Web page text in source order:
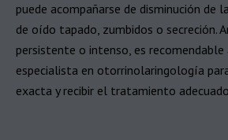
puede acompañarse de disminución de
de oído tapado, zumbidos o secreción.
persistente o intenso, es recomendable
especialista en otorrinolaringología
exacta y recibir el tratamiento